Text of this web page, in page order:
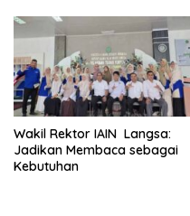
Wakil Rektor IAIN Langsa:
Jadikan Membaca sebagai
Kebutuhan